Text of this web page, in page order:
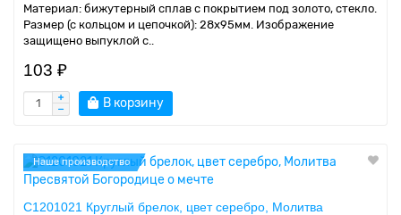
Материал: бижутерный сплав с покрытием под золото, стекло.
Размер (с кольцом и цепочкой): 28х95мм. Изображение
защищено выпуклой с..
103 ₽
В корзину
Наше производство
C1201021 Круглый брелок, цвет серебро, Молитва